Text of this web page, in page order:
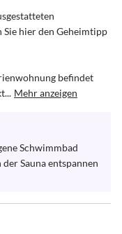
Sie hier den Geheimtipp
befindet
Mehr anzeigen
Schwimmbad
Sauna entspannen